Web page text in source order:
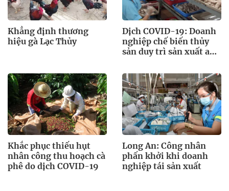
Khẳng định thương
hiệu gà Lạc Thủy
Dịch COVID-19: Doanh
nghiệp chế biến thủy
sản duy trì sản xuất an
Khắc phục thiếu hụt
nhân công thu hoạch cà
phê do dịch COVID-19
Long An: Công nhân
phấn khởi khi doanh
nghiệp tái sản xuất